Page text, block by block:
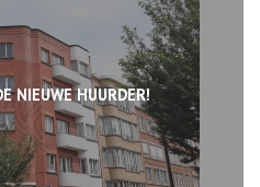
NIEUWE HUURDER!